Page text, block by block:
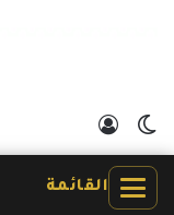
الوضع المظلم
القائمة